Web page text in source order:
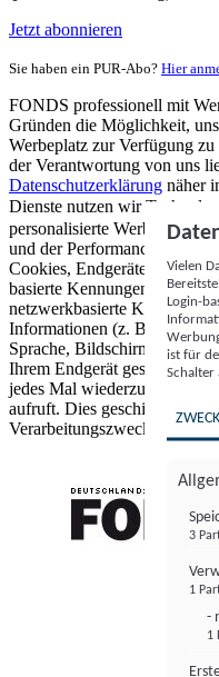
Jetzt abonnieren
Sie haben ein PUR-Abo? Hier
FONDS professionell mit
Gründen die Möglichkeit,
Werbeplatz zur Verfügung
der Verantwortung von uns
Datenschutzerklärung näher
Dienste nutzen wir
personalisierte Werbung und
und der Performance von
Cookies, Endgeräte- oder
basierte Kennungen, zufällig
netzwerkbasierte
Informationen (z. B.
Sprache, Bildschirmgröße,
Ihrem Endgerät gespeichert
jedes Mal wiederzuerkennen,
aufruft. Dies geschieht für
Verarbeitungszwecke.
Vielen
Login-
ist für
Schalter
3
1
-
1
FONDS